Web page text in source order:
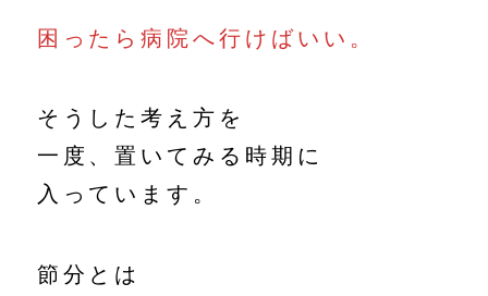
困ったら病院へ行けばいい。
そうした考え方を
一度、置いてみる時期に
入っています。
節分とは